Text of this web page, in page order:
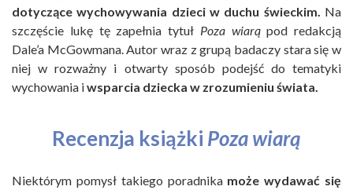
dotyczące wychowywania dzieci w duchu świeckim. Na
szczęście lukę tę zapełnia tytuł Poza wiarąpod redakcją
Dale’a McGowmana. Autor wraz z grupą badaczy stara się w
niej w rozważny i otwarty sposób podejść do tematyki
wychowania iwsparcia dziecka w zrozumieniu świata.
Recenzja książki Poza wiarą
Niektórym pomysł takiego poradnika może wydawać się